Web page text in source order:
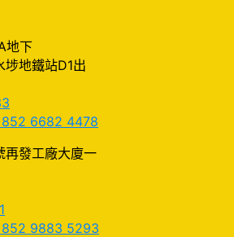
地下
地鐵站D1出
6682 4478
發工廠大廈一
9883 5293